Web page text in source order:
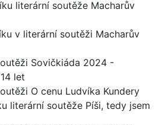
literární soutěže Macharův
v literární soutěži Macharův
Sovičkiáda 2024 -
let
O cenu Ludvíka Kundery
literární soutěže Píši, tedy jsem